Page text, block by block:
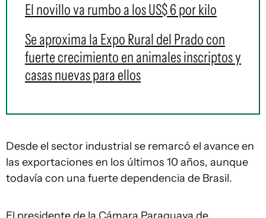
El novillo va rumbo a los US$ 6 por kilo
Se aproxima la Expo Rural del Prado con
fuerte crecimiento en animales inscriptos y
casas nuevas para ellos
Desde el sector industrial se remarcó el avance en
las exportaciones en los últimos 10 años, aunque
todavía con una fuerte dependencia de Brasil.